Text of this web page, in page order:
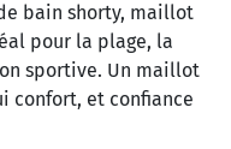
bain shorty, maillot
pour la plage, la
sportive. Un maillot
confort, et confiance